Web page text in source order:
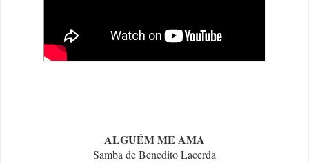
ALGUÉM ME AMA
Samba de Benedito Lacerda